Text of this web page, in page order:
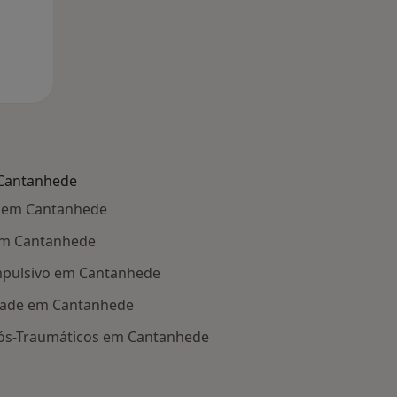
Cantanhede
Cantanhede
em Cantanhede
em Cantanhede
Traumáticos em Cantanhede